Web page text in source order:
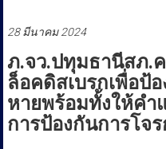
28 มีนาคม 2024
ภ.จว.ปทุมธานีสภ.
ล็อคดิสเบรกเพื่อป้
หายพร้อมทั้งให้คำ
การป้องกันการโจ